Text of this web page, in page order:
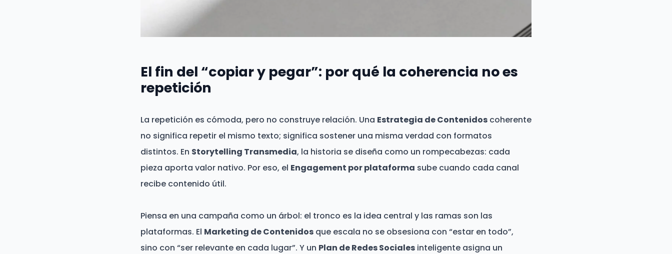
El fin del “copiar y pegar”: por qué la coherencia no es
repetición
La repetición es cómoda, pero no construye relación. Una Estrategia de Contenidoscoherente
no significa repetir el mismo texto; significa sostener una misma verdad con formatos
distintos. En Storytelling Transmedia, la historia se diseña como un rompecabezas: cada
pieza aporta valor nativo. Por eso, el Engagement por plataforma sube cuando cada canal
recibe contenido útil.
Piensa en una campaña como un árbol: el tronco es la idea central y las ramas son las
plataformas. El Marketing de Contenidosque escala no se obsesiona con “estar en todo”,
sino con “ser relevante en cada lugar”. Y un Plan de Redes Socialesinteligente asigna un